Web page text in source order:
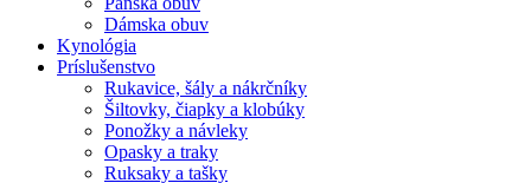
Dámska obuv
Kynológia
Príslušenstvo
Rukavice, šály a nákrčníky
Šiltovky, čiapky a klobúky
Ponožky a návleky
Opasky a traky
Ruksaky a tašky